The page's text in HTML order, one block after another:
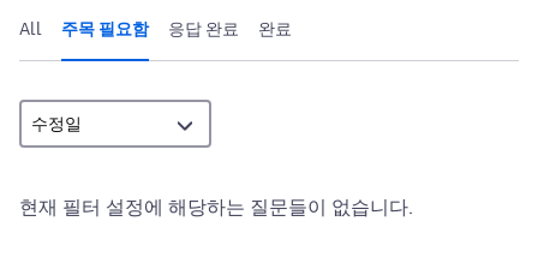
All 주목 필요함 응답 완료 완료
현재 필터 설정에 해당하는 질문들이 없습니다.